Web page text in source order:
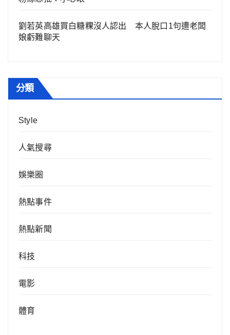
劉若英高雄買白糖粿沒人認出 本人脫口1句遭老闆
娘虧難聊天
分類
Style
人氣搜尋
娛樂圈
熱點事件
熱點新聞
科技
電影
體育